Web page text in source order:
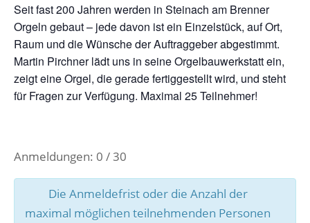
Seit fast 200 Jahren werden in Steinach am Brenner
Orgeln gebaut – jede davon ist ein Einzelstück, auf Ort,
Raum und die Wünsche der Auftraggeber abgestimmt.
Martin Pirchner lädt uns in seine Orgelbauwerkstatt ein,
zeigt eine Orgel, die gerade fertiggestellt wird, und steht
für Fragen zur Verfügung. Maximal 25 Teilnehmer!
Anmeldungen: 0 / 30
Die Anmeldefrist oder die Anzahl der
maximal möglichen teilnehmenden Personen